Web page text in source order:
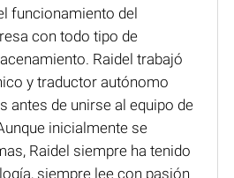
funcionamiento del
con todo tipo de
Raidel trabajó
y traductor autónomo
antes de unirse al equipo de
inicialmente se
Raidel siempre ha tenido
siempre lee con pasión